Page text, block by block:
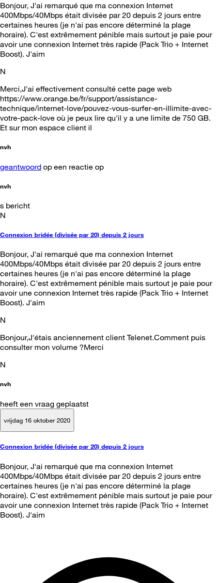
Bonjour, J'ai remarqué que ma connexion Internet
400Mbps/40Mbps était divisée par 20 depuis 2 jours entre
certaines heures (je n'ai pas encore déterminé la plage
horaire). C'est extrêmement pénible mais surtout je paie pour
avoir une connexion Internet très rapide (Pack Trio + Internet
Boost). J'aim
N
Merci,J'ai effectivement consulté cette page web
https://www.orange.be/fr/support/assistance-
technique/internet-love/pouvez-vous-surfer-en-illimite-avec-
votre-pack-love où je peux lire qu'il y a une limite de 750 GB.
Et sur mon espace client il
nvh
geantwoord op een reactie op
nvh
s bericht
N
Connexion bridée (divisée par 20) depuis 2 jours
Bonjour, J'ai remarqué que ma connexion Internet
400Mbps/40Mbps était divisée par 20 depuis 2 jours entre
certaines heures (je n'ai pas encore déterminé la plage
horaire). C'est extrêmement pénible mais surtout je paie pour
avoir une connexion Internet très rapide (Pack Trio + Internet
Boost). J'aim
N
Bonjour,J'étais anciennement client Telenet.Comment puis
consulter mon volume ?Merci
N
nvh
heeft een vraag geplaatst
vrijdag 16 oktober 2020
Connexion bridée (divisée par 20) depuis 2 jours
Bonjour, J'ai remarqué que ma connexion Internet
400Mbps/40Mbps était divisée par 20 depuis 2 jours entre
certaines heures (je n'ai pas encore déterminé la plage
horaire). C'est extrêmement pénible mais surtout je paie pour
avoir une connexion Internet très rapide (Pack Trio + Internet
Boost). J'aim